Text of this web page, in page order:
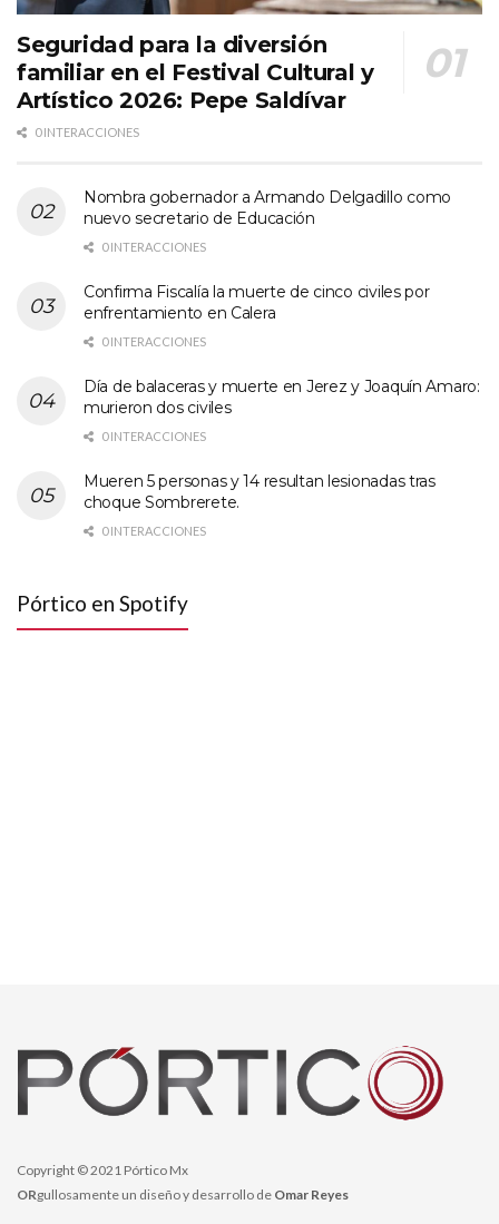
Seguridad para la diversión
familiar en el Festival Cultural y
Artístico 2026: Pepe Saldívar
0 INTERACCIONES
Nombra gobernador a Armando Delgadillo como
nuevo secretario de Educación
0 INTERACCIONES
Confirma Fiscalía la muerte de cinco civiles por
enfrentamiento en Calera
0 INTERACCIONES
Día de balaceras y muerte en Jerez y Joaquín Amaro:
murieron dos civiles
0 INTERACCIONES
Mueren 5 personas y 14 resultan lesionadas tras
choque Sombrerete.
0 INTERACCIONES
Pórtico en Spotify
Copyright © 2021 Pórtico Mx
ORgullosamente un diseño y desarrollo de Omar Reyes